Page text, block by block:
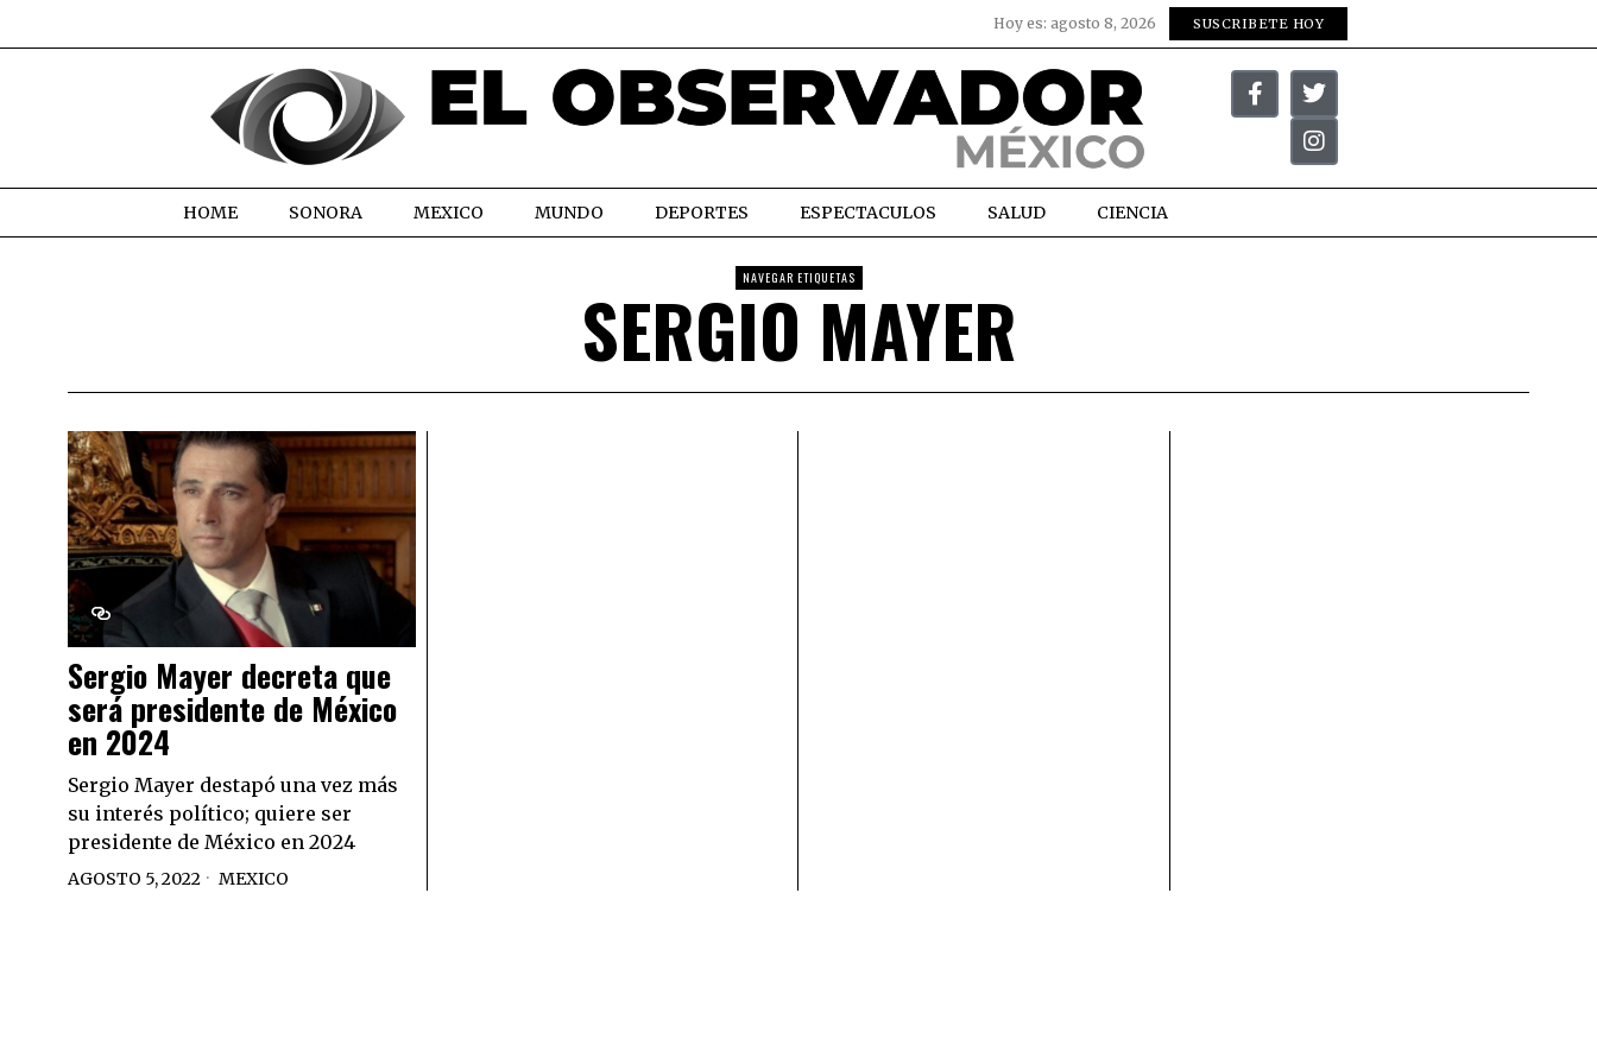
Hoy es: agosto 8, 2026 SUSCRIBETE HOY
HOME SONORA MEXICO MUNDO DEPORTES ESPECTACULOS SALUD CIENCIA
NAVEGAR ETIQUETAS
SERGIO MAYER
Sergio Mayer decreta que
será presidente de México
en 2024
Sergio Mayer destapó una vez más
su interés político; quiere ser
presidente de México en 2024
AGOSTO 5, 2022 MEXICO